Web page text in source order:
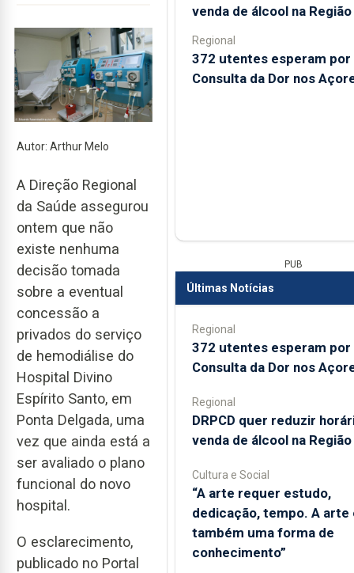
Autor: Arthur Melo
A Direção Regional
da Saúde assegurou
ontem que não
existe nenhuma
decisão tomada
sobre a eventual
concessão a
privados do serviço
de hemodiálise do
Hospital Divino
Espírito Santo, em
Ponta Delgada, uma
vez que ainda está a
ser avaliado o plano
funcional do novo
hospital.
O esclarecimento,
publicado no Portal
venda de álcool na Região
Regional
372 utentes esperam por
Consulta da Dor nos
PUB
Últimas Notícias
Regional
372 utentes esperam por
Consulta da Dor nos
Regional
DRPCD quer reduzir
venda de álcool na Região
Cultura e Social
“A arte requer estudo,
dedicação, tempo. A arte
também uma forma de
conhecimento”